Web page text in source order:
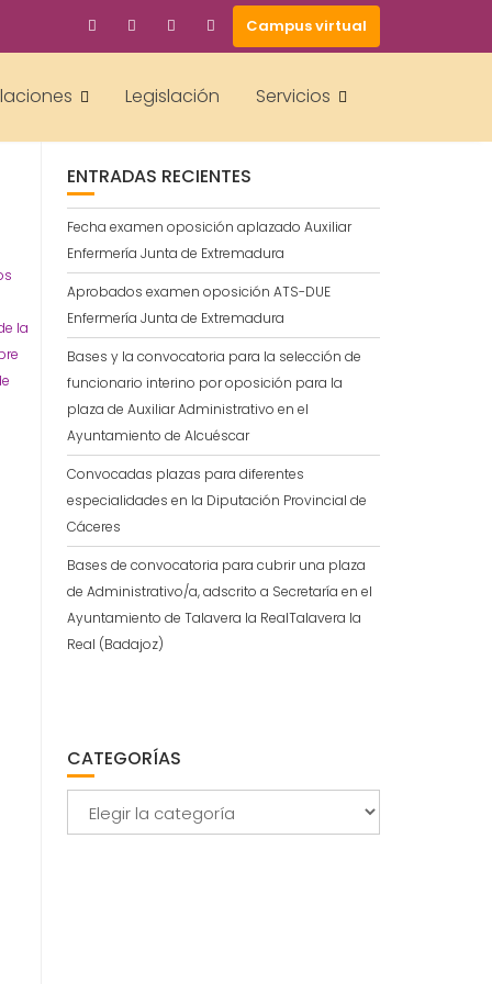
Campus virtual
Legislación Servicios
la
ENTRADAS RECIENTES
Fecha examen oposición aplazado Auxiliar
Enfermería Junta de Extremadura
Aprobados examen oposición ATS-DUE
Enfermería Junta de Extremadura
Bases y la convocatoria para la selección de
funcionario interino por oposición para la
plaza de Auxiliar Administrativo en el
Ayuntamiento de Alcuéscar
Convocadas plazas para diferentes
especialidades en la Diputación Provincial de
Cáceres
Bases de convocatoria para cubrir una plaza
de Administrativo/a, adscrito a Secretaría en el
Ayuntamiento de Talavera la RealTalavera la
Real (Badajoz)
CATEGORÍAS